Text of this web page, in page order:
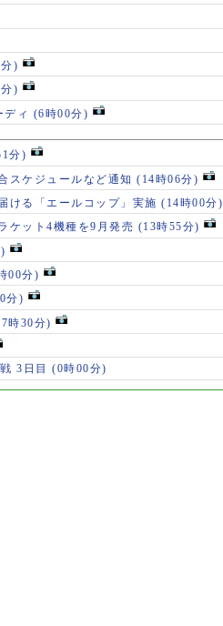
)
)
ディ (6時00分)
分)
スケジュールなど通知 (14時06分)
ける「エールコップ」実施 (14時00分)
ケット4機種を9月発売 (13時55分)
00分)
分)
時30分)
3日目 (0時00分)